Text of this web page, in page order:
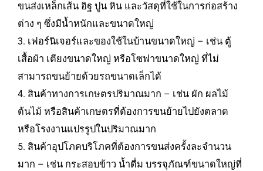
ขนส่งเหล็กเส้น อิฐ ปูน หิน และวัสดุที่ใช้ในการก่อสร้าง
ต่าง ๆ ซึ่งมีน้ำหนักและขนาดใหญ่
3. เฟอร์นิเจอร์และของใช้ในบ้านขนาดใหญ่ – เช่น ตู้
เสื้อผ้า เตียงขนาดใหญ่ หรือโซฟาขนาดใหญ่ ที่ไม่
สามารถขนย้ายด้วยรถขนาดเล็กได้
4. สินค้าทางการเกษตรปริมาณมาก – เช่น ผัก ผลไม้
ต้นไม้ หรือสินค้าเกษตรที่ต้องการขนย้ายไปยังตลาด
หรือโรงงานแปรรูปในปริมาณมาก
5. สินค้าอุปโภคบริโภคที่ต้องการขนส่งครั้งละจำนวน
มาก – เช่น กระสอบข้าว น้ำดื่ม บรรจุภัณฑ์ขนาดใหญ่ที่